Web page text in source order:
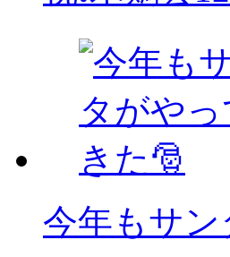
今年もサ